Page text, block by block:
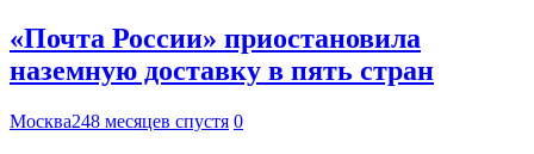
«Почта России» приостановила
наземную доставку в пять стран
Москва248 месяцев спустя 0